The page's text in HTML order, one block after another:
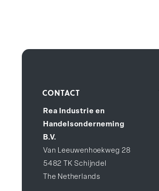
CONTACT
Rea Industrie en
Handelsonderneming
B.V.
Van Leeuwenhoekweg 28
5482 TK Schijndel
The Netherlands